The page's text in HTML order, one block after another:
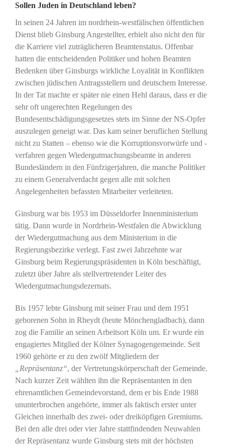
Sollen Juden in Deutschland leben?
In seinen 24 Jahren im nordrhein-westfälischen öffentlichen
Dienst blieb Ginsburg Angestellter, erhielt also nicht den für
die Karriere viel zuträglicheren Beamtenstatus. Offenbar
hatten die entscheidenden Politiker und hohen Beamten
Bedenken über Ginsburgs wirkliche Loyalität in Konflikten
zwischen jüdischen Antragsstellern und deutschem Interesse.
In der Tat machte er später nie einen Hehl daraus, dass er die
sehr oft ungerechten Regelungen des
Bundesentschädigungsgesetzes stets im Sinne der NS-Opfer
auszulegen geneigt war. Das kam seiner beruflichen Stellung
nicht zu Statten – ebenso wie die Korruptionsvorwürfe und -
verfahren gegen Wiedergutmachungsbeamte in anderen
Bundesländern in den Fünfzigerjahren, die manche Politiker
zu einem Generalverdacht gegen alle mit solchen
Angelegenheiten befassten Mitarbeiter verleiteten.
Ginsburg war bis 1953 im Düsseldorfer Innenministerium
tätig. Dann wurde in Nordrhein-Westfalen die Abwicklung
der Wiedergutmachung aus dem Ministerium in die
Regierungsbezirke verlegt. Fast zwei Jahrzehnte war
Ginsburg beim Regierungspräsidenten in Köln beschäftigt,
zuletzt über Jahre als stellvertretender Leiter des
Wiedergutmachungsdezernats.
Bis 1957 lebte Ginsburg mit seiner Frau und dem 1951
geborenen Sohn in Rheydt (heute Mönchengladbach), dann
zog die Familie an seinen Arbeitsort Köln um. Er wurde ein
engagiertes Mitglied der Kölner Synagogengemeinde. Seit
1960 gehörte er zu den zwölf Mitgliedern der
„Repräsentanz“, der Vertretungskörperschaft der Gemeinde.
Nach kurzer Zeit wählten ihn die Repräsentanten in den
ehrenamtlichen Gemeindevorstand, dem er bis Ende 1988
ununterbrochen angehörte, immer als faktisch erster unter
Gleichen innerhalb des zwei- oder dreiköpfigen Gremiums.
Bei den alle drei oder vier Jahre stattfindenden Neuwahlen
der Repräsentanz wurde Ginsburg stets mit der höchsten